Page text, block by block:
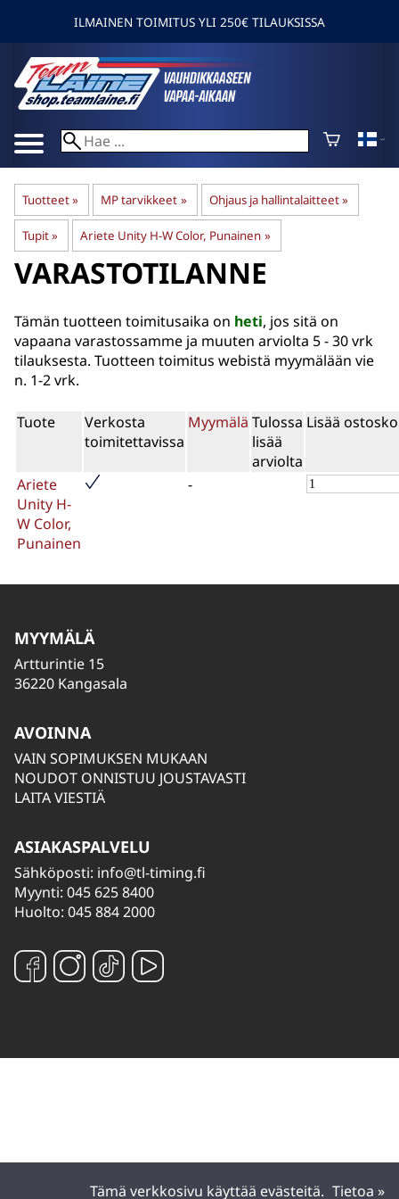
ILMAINEN TOIMITUS YLI 250€ TILAUKSISSA
Tuotteet‪» MP tarvikkeet ‪» Ohjaus ja hallintalaitteet‪»
Tupit‪» Ariete Unity H-W Color, Punainen ‪»
VARASTOTILANNE
Tämän tuotteen toimitusaika on heti, jos sitä on
vapaana varastossamme ja muuten arviolta 5 - 30 vrk
tilauksesta. Tuotteen toimitus webistä myymälään vie
n. 1-2 vrk.
Tuote
Verkosta
toimitettavissa
Myymälä Tulossa
lisää
arviolta
Lisää
Ariete
Unity H-
W Color,
Punainen
-
MYYMÄLÄ
Artturintie 15
36220 Kangasala
AVOINNA
VAIN SOPIMUKSEN MUKAAN
NOUDOT ONNISTUU JOUSTAVASTI
LAITA VIESTIÄ
ASIAKASPALVELU
Sähköposti: info@tl-timing.fi
Myynti: 045 625 8400
Huolto: 045 884 2000
Tämä verkkosivu käyttää evästeitä. Tietoa »